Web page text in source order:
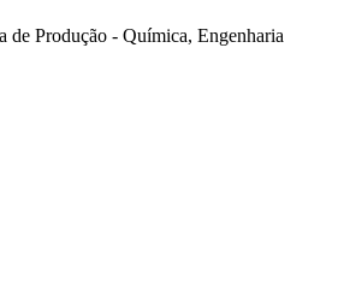
de Produção - Química, Engenharia